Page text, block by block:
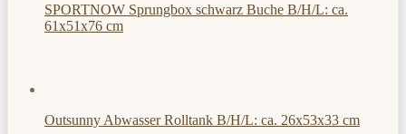
SPORTNOW Sprungbox schwarz Buche B/H/L: ca.
61x51x76 cm
Outsunny Abwasser Rolltank B/H/L: ca. 26x53x33 cm